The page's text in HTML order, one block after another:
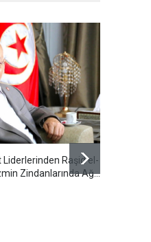
Raşid el-
Zindanlarında Ağır